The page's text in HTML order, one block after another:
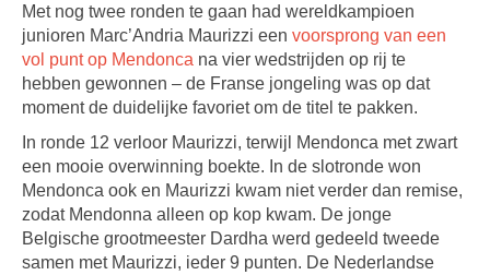
Met nog twee ronden te gaan had wereldkampioen
junioren Marc’Andria Maurizzi een voorsprong van een
vol punt op Mendonca na vier wedstrijden op rij te
hebben gewonnen – de Franse jongeling was op dat
moment de duidelijke favoriet om de titel te pakken.
In ronde 12 verloor Maurizzi, terwijl Mendonca met zwart
een mooie overwinning boekte. In de slotronde won
Mendonca ook en Maurizzi kwam niet verder dan remise,
zodat Mendonna alleen op kop kwam. De jonge
Belgische grootmeester Dardha werd gedeeld tweede
samen met Maurizzi, ieder 9 punten. De Nederlandse